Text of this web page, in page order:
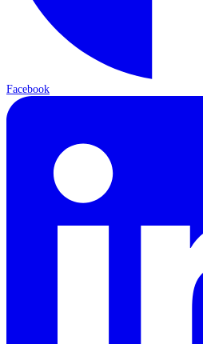
Facebook